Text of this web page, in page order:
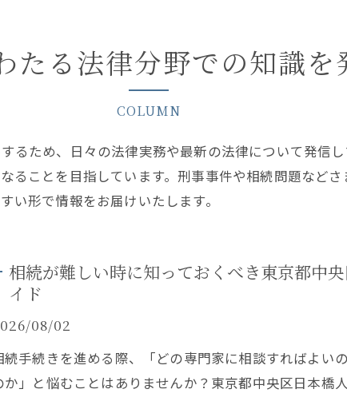
たる法律分野での知識を
COLUMN
るため、日々の法律実務や最新の法律について発信
ることを目指しています。刑事事件や相続問題など
い形で情報をお届けいたします。
相続が難しい時に知っておくべき東京都中
イド
08/02
続手続きを進める際、「どの専門家に相談すればよい
か」と悩むことはありませんか？東京都中央区日本橋